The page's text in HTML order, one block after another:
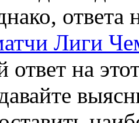
Лиги
ответ на